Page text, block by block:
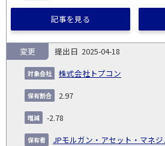
記事を見る
2025-04-18
株式会社トプコン
変更
2.97
-2.78
JPモルガン・アセット・マネ